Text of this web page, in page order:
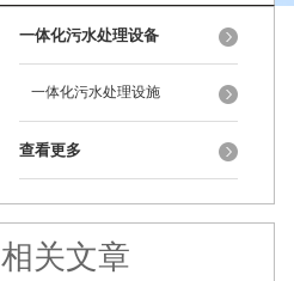
一体化污水处理设备
一体化污水处理设施
查看更多
相关文章